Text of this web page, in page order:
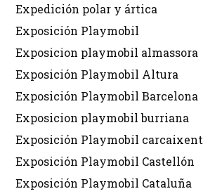
Expedición polar y ártica
Exposición Playmobil
Exposicion playmobil almassora
Exposición Playmobil Altura
Exposición Playmobil Barcelona
Exposicion playmobil burriana
Exposición Playmobil carcaixent
Exposición Playmobil Castellón
Exposición Playmobil Cataluña